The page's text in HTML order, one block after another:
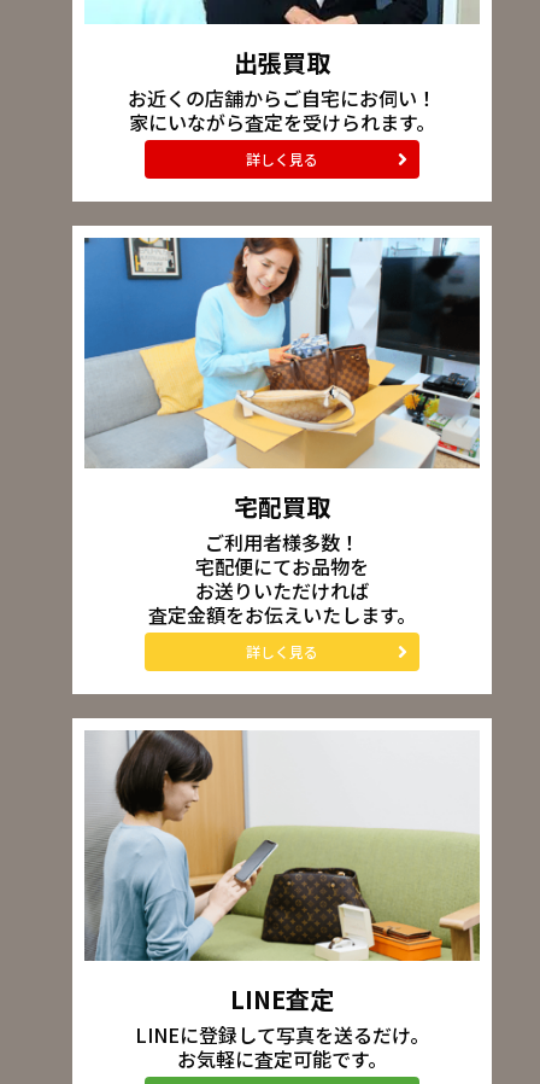
出張買取
お近くの店舗からご自宅にお伺い！
家にいながら査定を受けられます。
詳しく見る
宅配買取
ご利用者様多数！
宅配便にてお品物を
お送りいただければ
査定金額をお伝えいたします。
詳しく見る
LINE査定
LINEに登録して写真を送るだけ。
お気軽に査定可能です。